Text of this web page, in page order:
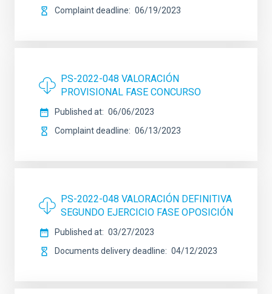
Complaint deadline
06/19/2023
PS-2022-048 VALORACIÓN
PROVISIONAL FASE CONCURSO
Published at
06/06/2023
Complaint deadline
06/13/2023
PS-2022-048 VALORACIÓN DEFINITIVA
SEGUNDO EJERCICIO FASE OPOSICIÓN
Published at
03/27/2023
Documents delivery deadline
04/12/2023